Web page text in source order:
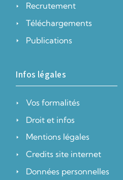
Recrutement
Téléchargements
Publications
Infos légales
Vos formalités
Droit et infos
Mentions légales
Credits site internet
Données personnelles